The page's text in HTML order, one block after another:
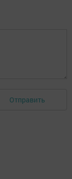
Отправить